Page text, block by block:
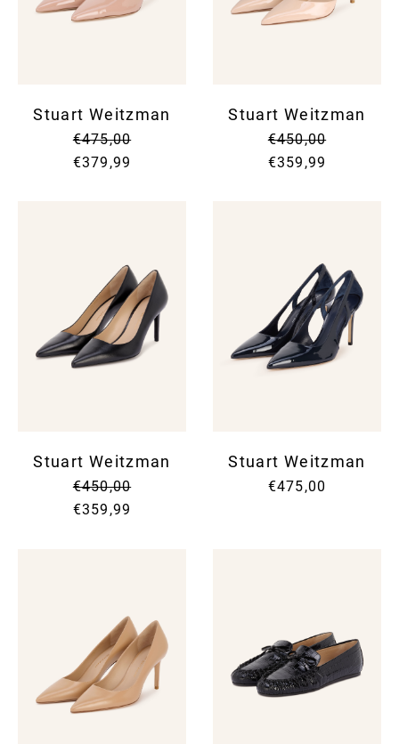
Stuart Weitzman
€475,00
€379,99
Stuart Weitzman
€450,00
€359,99
Stuart Weitzman
€450,00
€359,99
Stuart Weitzman
€475,00